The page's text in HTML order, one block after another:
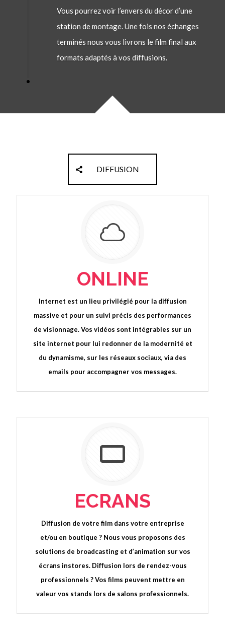
Vous pourrez voir l’envers du décor d’une
station de montage. Une fois nos échanges
terminés nous vous livrons le film final aux
formats adaptés à vos diffusions.
DIFFUSION
ONLINE
Internet est un lieu privilégié pour la diffusion
massive et pour un suivi précis des performances
de visionnage. Vos vidéos sont intégrables sur un
site internet pour lui redonner de la modernité et
du dynamisme, sur les réseaux sociaux, via des
emails pour accompagner vos messages.
ECRANS
Diffusion de votre film dans votre entreprise
et/ou en boutique ? Nous vous proposons des
solutions de broadcasting et d’animation sur vos
écrans instores. Diffusion lors de rendez-vous
professionnels ? Vos films peuvent mettre en
valeur vos stands lors de salons professionnels.